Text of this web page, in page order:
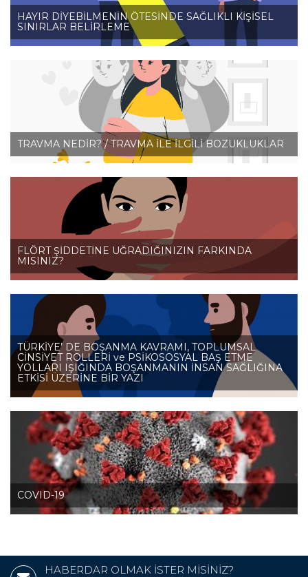
HAYIR DİYEBİLMENİN ÖTESİNDE SAĞLIKLI KİŞİSEL
SINIRLAR BELİRLEME
TRAVMA NEDİR? / TRAVMA İLE İLGİLİ BOZUKLUKLAR
FLÖRT ŞİDDETİNE UĞRADIĞINIZIN FARKINDA
MISINIZ?
TÜRKİYE’ DE BOŞANMA KAVRAMI, TOPLUMSAL
CİNSİYET ROLLERİ ve PSİKOSOSYAL BAŞ ETME
YOLLARI IŞIĞINDA BOŞANMANIN İNSAN SAĞLIĞINA
ETKİSİ ÜZERİNE BİR YAZI
COVID-19
HABERDAR OLMAK İSTER MİSİNİZ?